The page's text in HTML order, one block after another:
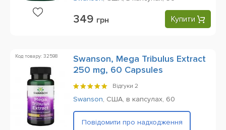
349 грн Купити
Код товару: 32598
Swanson, Mega Tribulus Extract
250 mg, 60 Capsules
Відгуки 2
Swanson, США, в капсулах, 60
Повідомити про надходження